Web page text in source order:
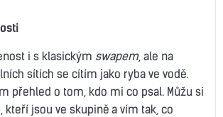
i s klasickým swapem, ale na
sítích se cítím jako ryba ve vodě.
přehled o tom, kdo mi co psal. Můžu si
kteří jsou ve skupině a vím tak, co